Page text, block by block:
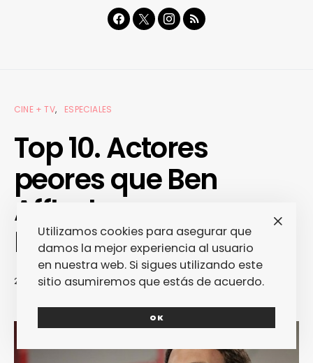
CINE + TV ESPECIALES
Top 10. Actores
peores que Ben
Affleck como
Batman
27/08/2013 REDACCIÓN
Utilizamos cookies para asegurar que
damos la mejor experiencia al usuario
en nuestra web. Si sigues utilizando este
sitio asumiremos que estás de acuerdo.
OK